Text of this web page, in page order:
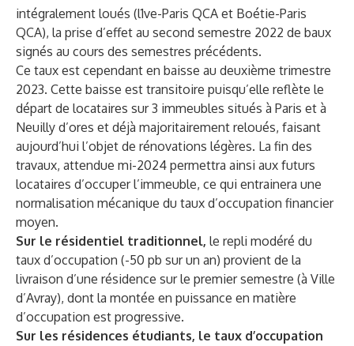
intégralement loués (l1ve-Paris QCA et Boétie-Paris
QCA), la prise d’effet au second semestre 2022 de baux
signés au cours des semestres précédents.
Ce taux est cependant en baisse au deuxième trimestre
2023. Cette baisse est transitoire puisqu’elle reflète le
départ de locataires sur 3 immeubles situés à Paris et à
Neuilly d’ores et déjà majoritairement reloués, faisant
aujourd’hui l’objet de rénovations légères. La fin des
travaux, attendue mi-2024 permettra ainsi aux futurs
locataires d’occuper l’immeuble, ce qui entrainera une
normalisation mécanique du taux d’occupation financier
moyen.
Sur le résidentiel traditionnel, le repli modéré du
taux d’occupation (-50 pb sur un an) provient de la
livraison d’une résidence sur le premier semestre (à Ville
d’Avray), dont la montée en puissance en matière
d’occupation est progressive.
Sur les résidences étudiants, le taux d’occupation